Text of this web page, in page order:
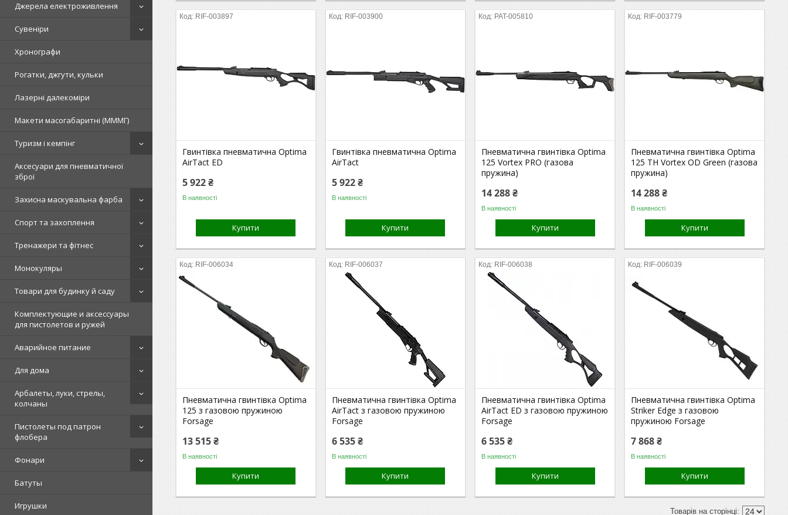
Джерела електроживлення
Сувеніри
Хронографи
Рогатки, джгути, кульки
Лазерні далекоміри
Макети масогабаритні (МММГ)
Туризм і кемпінг
Аксесуари для пневматичної
зброї
Захисна маскувальна фарба
Спорт та захоплення
Тренажери та фітнес
Монокуляры
Товари для будинку й саду
Комплектующие и аксессуары
для пистолетов и ружей
Аварийное питание
Для дома
Арбалеты, луки, стрелы,
колчаны
Пистолеты под патрон
флобера
Фонари
Батуты
Игрушки
RIF-003897
Гвинтівка пневматична Optima
AirTact ED
5 922 ₴
В наявності
Купити
RIF-003900
Гвинтівка пневматична Optima
AirTact
5 922 ₴
В наявності
Купити
PAT-005810
Пневматична гвинтівка Optima
125 Vortex PRO (газова
пружина)
14 288 ₴
В наявності
Купити
RIF-003779
Пневматична гвинтівка Optima
125 TH Vortex OD Green (газова
пружина)
14 288 ₴
В наявності
Купити
RIF-006034
Пневматична гвинтівка Optima
125 з газовою пружиною
Forsage
13 515 ₴
В наявності
Купити
RIF-006037
Пневматична гвинтівка Optima
AirTact з газовою пружиною
Forsage
6 535 ₴
В наявності
Купити
RIF-006038
Пневматична гвинтівка Optima
AirTact ED з газовою пружиною
Forsage
6 535 ₴
В наявності
Купити
RIF-006039
Пневматична гвинтівка Optima
Striker Edge з газовою
пружиною Forsage
7 868 ₴
В наявності
Купити